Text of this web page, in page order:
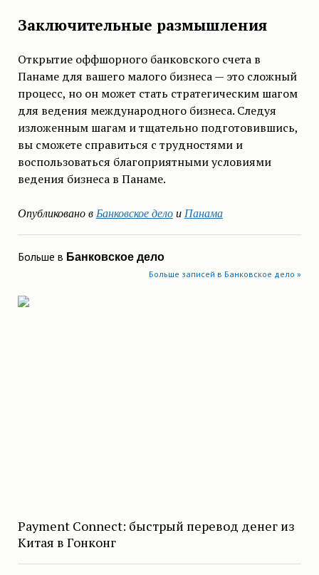
Заключительные размышления
Открытие оффшорного банковского счета в
Панаме для вашего малого бизнеса — это сложный
процесс, но он может стать стратегическим шагом
для ведения международного бизнеса. Следуя
изложенным шагам и тщательно подготовившись,
вы сможете справиться с трудностями и
воспользоваться благоприятными условиями
ведения бизнеса в Панаме.
Опубликовано вБанковское делоиПанама
Больше в Банковское дело
Больше записей в Банковское дело »
Payment Connect: быстрый перевод денег из
Китая в Гонконг